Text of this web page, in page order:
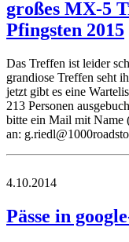
großes MX-5
Pfingsten 2015
Das Treffen ist leider
grandiose Treffen seht
jetzt gibt es eine
213 Personen
bitte ein Mail mit Name
an:
4.10.2014
Pässe in